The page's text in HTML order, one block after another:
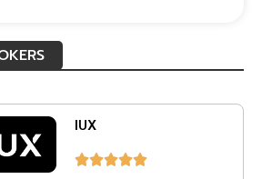
IUX
